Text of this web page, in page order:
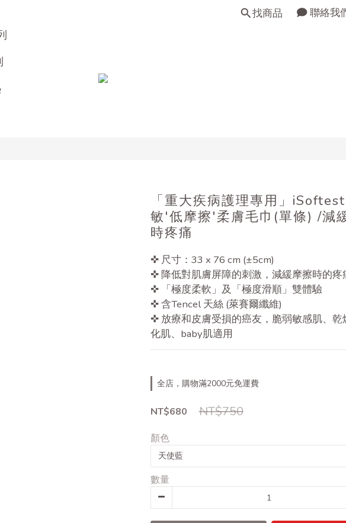
找商品 聯絡我
「重大疾病護理專用」
敏'低摩擦'柔膚毛巾(單條) /減
時疼痛
✜ 尺寸：33 x 76 cm (±5cm)
✜ 降低對肌膚屏障的刺激，減緩摩擦時的疼
✜ 「極度柔軟」及「極度滑順」雙體驗
✜ 含Tencel 天絲 (萊賽爾纖維)
✜ 放療和皮膚受損的癌友，脆弱敏感肌、乾
化肌、baby肌適用
全店，購物滿2000元免運費
NT$680 NT$750
顏色
數量